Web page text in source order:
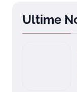
Ultime